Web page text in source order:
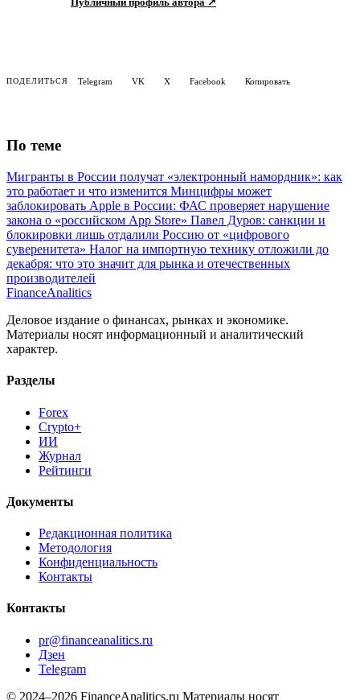
Мигранты в России получат «электронный намордник»: как
это работает и что изменится
Минцифры может
заблокировать Apple в России: ФАС проверяет нарушение
закона о «российском App Store» Павел Дуров: санкции и
блокировки лишь отдалили Россию от «цифрового
суверенитета» Налог на импортную технику отложили до
декабря: что это значит для рынка и отечественных
производителей
FinanceAnalitics
Деловое издание о финансах, рынках и экономике.
Материалы носят информационный и аналитический
характер.
Разделы
Crypto+
ИИ
Журнал
Рейтинги
Документы
Методология
Конфиденциальность
Контакты
Контакты
Дзен
Telegram
© 2024–2026 FinanceAnalitics.ru
информационный характер